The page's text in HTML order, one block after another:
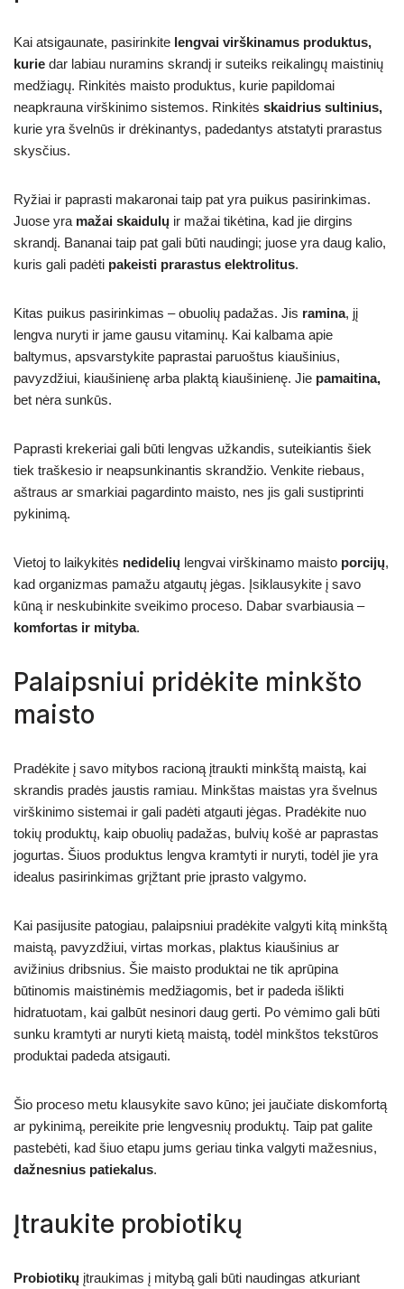
Kai atsigaunate, pasirinkite lengvai virškinamus produktus,
kurie dar labiau nuramins skrandį ir suteiks reikalingų maistinių
medžiagų. Rinkitės maisto produktus, kurie papildomai
neapkrauna virškinimo sistemos. Rinkitės skaidrius sultinius,
kurie yra švelnūs ir drėkinantys, padedantys atstatyti prarastus
skysčius.
Ryžiai ir paprasti makaronai taip pat yra puikus pasirinkimas.
Juose yra mažai skaidulų ir mažai tikėtina, kad jie dirgins
skrandį. Bananai taip pat gali būti naudingi; juose yra daug kalio,
kuris gali padėti pakeisti prarastus elektrolitus.
Kitas puikus pasirinkimas – obuolių padažas. Jis ramina, jį
lengva nuryti ir jame gausu vitaminų. Kai kalbama apie
baltymus, apsvarstykite paprastai paruoštus kiaušinius,
pavyzdžiui, kiaušinienę arba plaktą kiaušinienę. Jie pamaitina,
bet nėra sunkūs.
Paprasti krekeriai gali būti lengvas užkandis, suteikiantis šiek
tiek traškesio ir neapsunkinantis skrandžio. Venkite riebaus,
aštraus ar smarkiai pagardinto maisto, nes jis gali sustiprinti
pykinimą.
Vietoj to laikykitės nedidelių lengvai virškinamo maisto porcijų,
kad organizmas pamažu atgautų jėgas. Įsiklausykite į savo
kūną ir neskubinkite sveikimo proceso. Dabar svarbiausia –
komfortas ir mityba.
Palaipsniui pridėkite minkšto
maisto
Pradėkite į savo mitybos racioną įtraukti minkštą maistą, kai
skrandis pradės jaustis ramiau. Minkštas maistas yra švelnus
virškinimo sistemai ir gali padėti atgauti jėgas. Pradėkite nuo
tokių produktų, kaip obuolių padažas, bulvių košė ar paprastas
jogurtas. Šiuos produktus lengva kramtyti ir nuryti, todėl jie yra
idealus pasirinkimas grįžtant prie įprasto valgymo.
Kai pasijusite patogiau, palaipsniui pradėkite valgyti kitą minkštą
maistą, pavyzdžiui, virtas morkas, plaktus kiaušinius ar
avižinius dribsnius. Šie maisto produktai ne tik aprūpina
būtinomis maistinėmis medžiagomis, bet ir padeda išlikti
hidratuotam, kai galbūt nesinori daug gerti. Po vėmimo gali būti
sunku kramtyti ar nuryti kietą maistą, todėl minkštos tekstūros
produktai padeda atsigauti.
Šio proceso metu klausykite savo kūno; jei jaučiate diskomfortą
ar pykinimą, pereikite prie lengvesnių produktų. Taip pat galite
pastebėti, kad šiuo etapu jums geriau tinka valgyti mažesnius,
dažnesnius patiekalus.
Įtraukite probiotikų
Probiotikų įtraukimas į mitybą gali būti naudingas atkuriant